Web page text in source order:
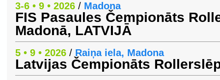
3-6 • 9 • 2026 / Madona
FIS Pasaules Čempionāts
Madonā, LATVIJĀ
5 • 9 • 2026 / Raiņa iela, Madona
Latvijas Čempionāts